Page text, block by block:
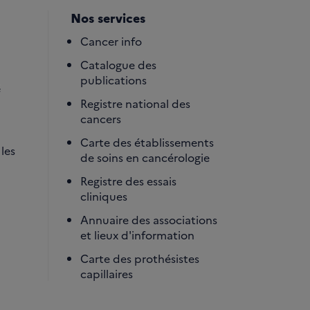
Nos services
Cancer info
Catalogue des
publications
Registre national des
cancers
Carte des établissements
de soins en cancérologie
Registre des essais
cliniques
Annuaire des associations
et lieux d'information
Carte des prothésistes
capillaires